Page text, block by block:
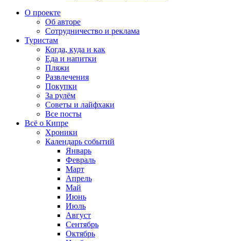
О проекте
Об авторе
Сотрудничество и реклама
Туристам
Когда, куда и как
Еда и напитки
Пляжи
Развлечения
Покупки
За рулём
Советы и лайфхаки
Все посты
Всё о Кипре
Хроники
Календарь событий
Январь
Февраль
Март
Апрель
Май
Июнь
Июль
Август
Сентябрь
Октябрь